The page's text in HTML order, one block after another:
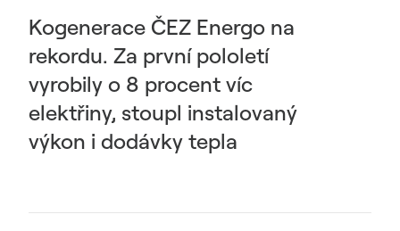
Kogenerace ČEZ Energo na
rekordu. Za první pololetí
vyrobily o 8 procent víc
elektřiny, stoupl instalovaný
výkon i dodávky tepla